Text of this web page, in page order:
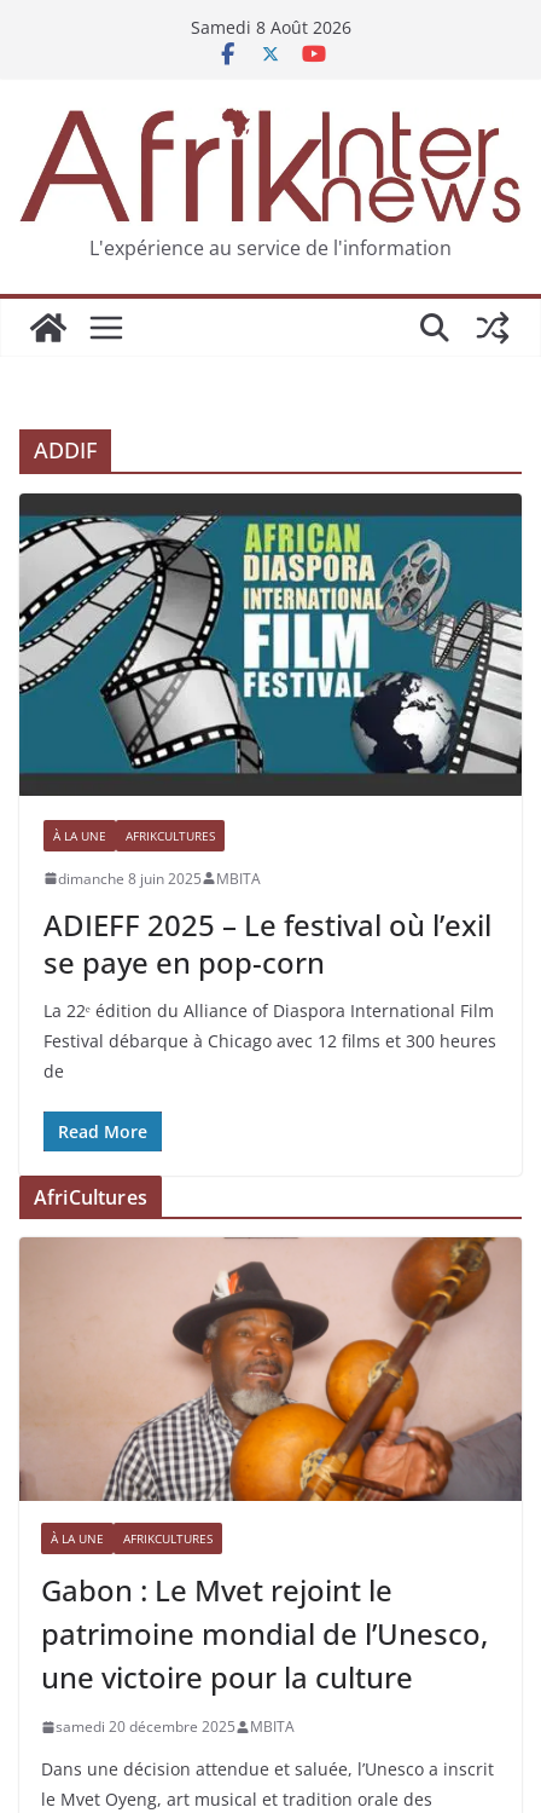
Samedi 8 Août 2026
L'expérience au service de l'information
ADDIF
À LA UNE AFRIKCULTURES
dimanche 8 juin 2025 MBITA
ADIEFF 2025 – Le festival où l’exil
se paye en pop-corn
La 22ᵉ édition du Alliance of Diaspora International Film
Festival débarque à Chicago avec 12 films et 300 heures
de
Read More
AfriCultures
À LA UNE AFRIKCULTURES
Gabon : Le Mvet rejoint le
patrimoine mondial de l’Unesco,
une victoire pour la culture
samedi 20 décembre 2025 MBITA
Dans une décision attendue et saluée, l’Unesco a inscrit
le Mvet Oyeng, art musical et tradition orale des